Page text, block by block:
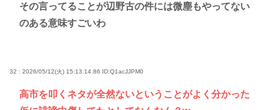
その言ってることが辺野古の件には微塵もやってない
のある意味すごいわ
32 : 2026/05/12(火) 15:13:14.86 ID:Q1acJJPM0
高市を叩くネタが全然ないということがよく分かった